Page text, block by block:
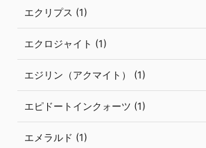
エクリプス (1)
エクロジャイト (1)
エジリン（アクマイト） (1)
エピドートインクォーツ (1)
エメラルド (1)